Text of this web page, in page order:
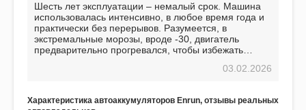
Шесть лет эксплуатации – немалый срок. Машина
использовалась интенсивно, в любое время года и
практически без перерывов. Разумеется, в
экстремальные морозы, вроде -30, двигатель
предварительно прогревался, чтобы избежать
использования не было ни единой поломки,
EFB 75. Судя по характеристикам, он даже
03.02.2026
Характеристика автоаккумуляторов Enrun, отзывы реальных